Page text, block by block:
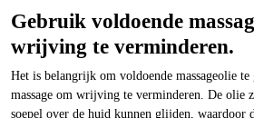
Gebruik voldoende
wrijving te verminderen.
Het is belangrijk om voldoende massageolie te
massage om wrijving te verminderen. De olie
soepel over de huid kunnen glijden, waardoor